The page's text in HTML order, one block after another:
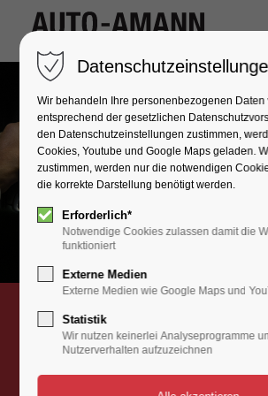
AUTO-AMANN
DATENSCHUTZ
Wir behandeln Ihre personenbezogenen Daten
entsprechend der gesetzlichen
den Datenschutzeinstellungen zustimmen,
Cookies, Youtube und Google Maps geladen.
zustimmen, werden nur die notwendigen
die korrekte Darstellung benötigt werden.
Erforderlich*
Notwendige Cookies zulassen damit die
funktioniert
Externe Medien
Externe Medien wie Google Maps und
Statistik
Wir nutzen keinerlei Analyseprogramme
Nutzerverhalten aufzuzeichnen